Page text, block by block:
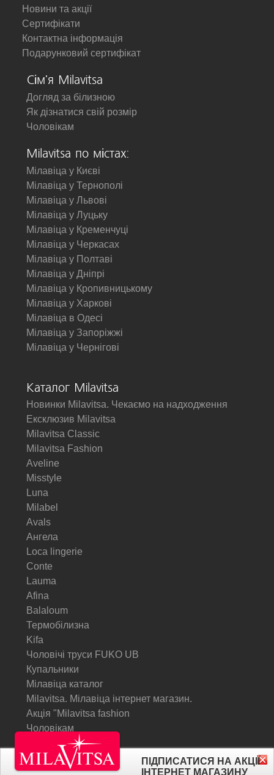
Новини та акції
Сертифікати
Контактна інформація
Подарунковий сертифікат
Сім'я Milavitsa
Догляд за білизною
Як дізнатися свій розмір
Чоловікам
Milavitsa по містах:
Мілавіца у Києві
Мілавіца у Тернополі
Мілавіца у Львові
Мілавіца у Луцьку
Мілавіца у Кременчуці
Мілавіца у Черкасах
Мілавіца у Полтаві
Мілавіца у Дніпрі
Мілавіца у Кропивницькому
Мілавіца у Харкові
Мілавіца в Одесі
Мілавіца у Запоріжжі
Мілавіца у Чернігові
Каталог Milavitsa
Новинки Milavitsa. Чекаємо на надходження
Ексклюзив Milavitsa
Milavitsa Classic
Milavitsa Fashion
Aveline
Misstyle
Luna
Milabel
Avals
Ангела
Loca lingerie
Conte
Lauma
Afina
Balaloum
Термобілизна
Kifa
Чоловічі труси FUKO UB
Купальники
Мілавіца каталог
Milavitsa. Мілавіца інтернет магазин.
Акція "Milavitsa fashion
Чоловікам
ПІДПИСАТИСЯ НА АКЦІЇ
ІНТЕРНЕТ МАГАЗИНУ
© Milavitsa.